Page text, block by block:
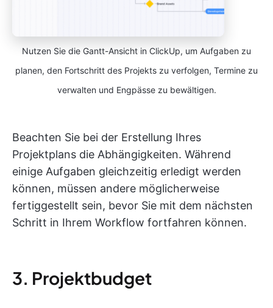
Nutzen Sie die Gantt-Ansicht in ClickUp, um Aufgaben zu
planen, den Fortschritt des Projekts zu verfolgen, Termine zu
verwalten und Engpässe zu bewältigen.
Beachten Sie bei der Erstellung Ihres
Projektplans die Abhängigkeiten. Während
einige Aufgaben gleichzeitig erledigt werden
können, müssen andere möglicherweise
fertiggestellt sein, bevor Sie mit dem nächsten
Schritt in Ihrem Workflow fortfahren können.
3. Projektbudget